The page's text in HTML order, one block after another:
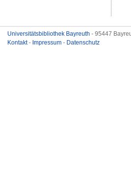
Universitätsbibliothek Bayreuth - 95447
Kontakt- Impressum - Datenschutz